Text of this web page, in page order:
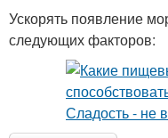
Ускорять появление
следующих факторов: